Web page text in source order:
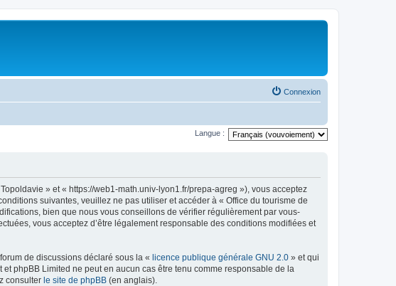
Connexion
Langue :
» et « https://web1-math.univ-lyon1.fr/prepa-agreg »), vous acceptez
suivantes, veuillez ne pas utiliser et accéder à « Office du tourisme de
bien que nous vous conseillons de vérifier régulièrement par vous-
vous acceptez d’être légalement responsable des conditions modifiées et
de discussions déclaré sous la « licence publique générale GNU 2.0 » et qui
phpBB Limited ne peut en aucun cas être tenu comme responsable de la
consulter le site de phpBB (en anglais).